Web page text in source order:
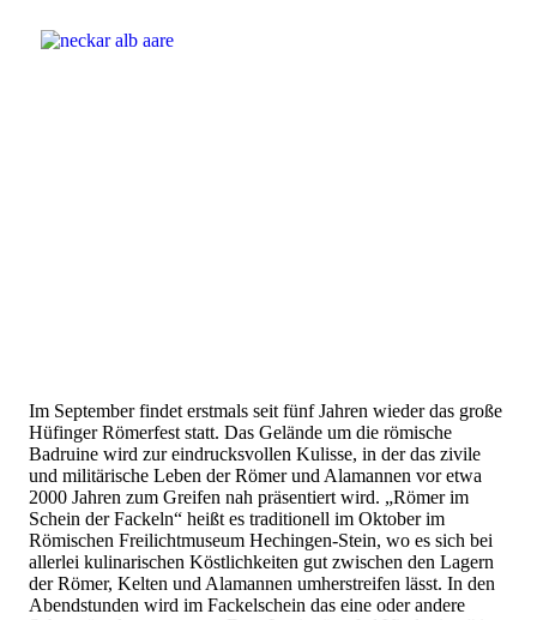
Im September findet erstmals seit fünf Jahren wieder das große
Hüfinger Römerfest statt. Das Gelände um die römische
Badruine wird zur eindrucksvollen Kulisse, in der das zivile
und militärische Leben der Römer und Alamannen vor etwa
2000 Jahren zum Greifen nah präsentiert wird. „Römer im
Schein der Fackeln“ heißt es traditionell im Oktober im
Römischen Freilichtmuseum Hechingen-Stein, wo es sich bei
allerlei kulinarischen Köstlichkeiten gut zwischen den Lagern
der Römer, Kelten und Alamannen umherstreifen lässt. In den
Abendstunden wird im Fackelschein das eine oder andere